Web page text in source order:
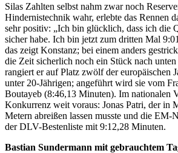
Silas Zahlten selbst nahm zwar noch
Hindernistechnik wahr, erlebte das Rennen
sehr positiv: „Ich bin glücklich, dass ich die
sicher habe. Ich bin jetzt zum dritten Mal
das zeigt Konstanz; bei einem anders
die Zeit sicherlich noch ein Stück nach
rangiert er auf Platz zwölf der europäischen
unter 20-Jährigen; angeführt wird sie vom
Boutayeb (8:46,13 Minuten). Im nationalen
Konkurrenz weit voraus: Jonas Patri, der in
Metern abreißen lassen musste und die EM-
der DLV-Bestenliste mit 9:12,28 Minuten.
Bastian Sundermann mit gebrauchtem